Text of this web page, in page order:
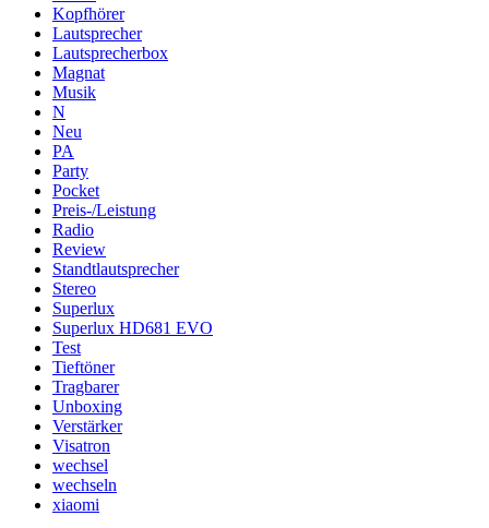
Kopfhörer
Lautsprecher
Lautsprecherbox
Magnat
Musik
N
Neu
PA
Party
Pocket
Preis-/Leistung
Radio
Review
Standtlautsprecher
Stereo
Superlux
Superlux HD681 EVO
Test
Tieftöner
Tragbarer
Unboxing
Verstärker
Visatron
wechsel
wechseln
xiaomi